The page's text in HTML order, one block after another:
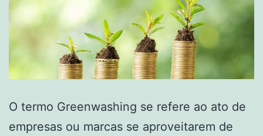
O termo Greenwashing se refere ao ato de
empresas ou marcas se aproveitarem de